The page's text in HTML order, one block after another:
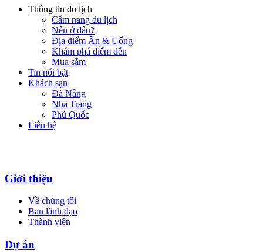
Thông tin du lịch
Cẩm nang du lịch
Nên ở đâu?
Địa điểm Ăn & Uống
Khám phá điểm đến
Mua sắm
Tin nổi bật
Khách sạn
Đà Nẵng
Nha Trang
Phú Quốc
Liên hệ
Giới thiệu
Về chúng tôi
Ban lãnh đạo
Thành viên
Dự án